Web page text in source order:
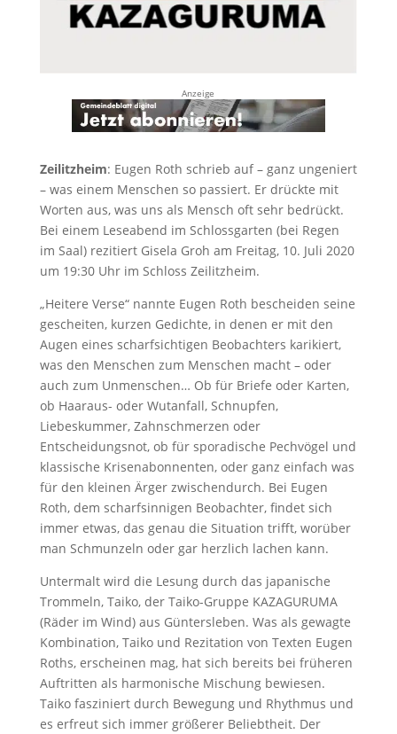
Anzeige
Zeilitzheim: Eugen Roth schrieb auf – ganz ungeniert
– was einem Menschen so passiert. Er drückte mit
Worten aus, was uns als Mensch oft sehr bedrückt.
Bei einem Leseabend im Schlossgarten (bei Regen
im Saal) rezitiert Gisela Groh am Freitag, 10. Juli 2020
um 19:30 Uhr im Schloss Zeilitzheim.
„Heitere Verse“ nannte Eugen Roth bescheiden seine
gescheiten, kurzen Gedichte, in denen er mit den
Augen eines scharfsichtigen Beobachters karikiert,
was den Menschen zum Menschen macht – oder
auch zum Unmenschen… Ob für Briefe oder Karten,
ob Haaraus- oder Wutanfall, Schnupfen,
Liebeskummer, Zahnschmerzen oder
Entscheidungsnot, ob für sporadische Pechvögel und
klassische Krisenabonnenten, oder ganz einfach was
für den kleinen Ärger zwischendurch. Bei Eugen
Roth, dem scharfsinnigen Beobachter, findet sich
immer etwas, das genau die Situation trifft, worüber
man Schmunzeln oder gar herzlich lachen kann.
Untermalt wird die Lesung durch das japanische
Trommeln, Taiko, der Taiko-Gruppe KAZAGURUMA
(Räder im Wind) aus Güntersleben. Was als gewagte
Kombination, Taiko und Rezitation von Texten Eugen
Roths, erscheinen mag, hat sich bereits bei früheren
Auftritten als harmonische Mischung bewiesen.
Taiko fasziniert durch Bewegung und Rhythmus und
es erfreut sich immer größerer Beliebtheit. Der